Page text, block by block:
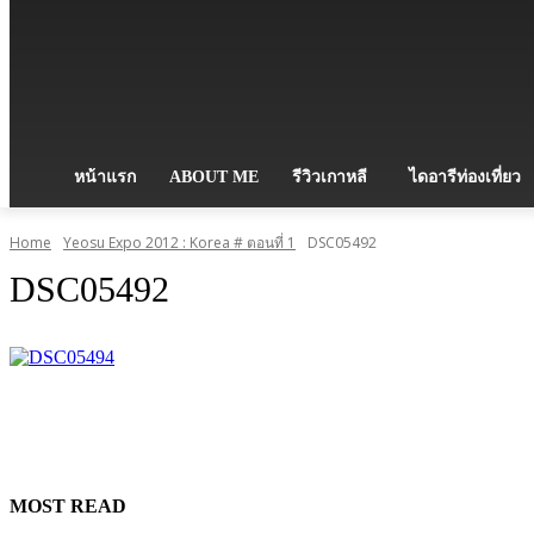
หน้าแรก ABOUT ME รีวิวเกาหลี ไดอารีท่องเที่ยว
Home Yeosu Expo 2012 : Korea # ตอนที่ 1 DSC05492
DSC05492
MOST READ